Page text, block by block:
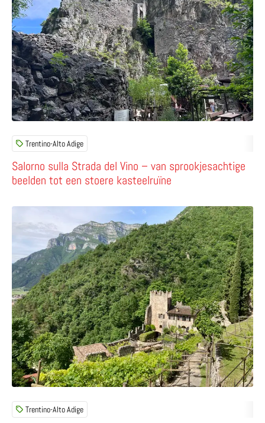
Salorno sulla Strada del Vino – van sprookjesachtige
beelden tot een stoere kasteelruïne
Trentino-Alto Adige
Trentino-Alto Adige
Lees meer over Castello di Avio – een kasteel met